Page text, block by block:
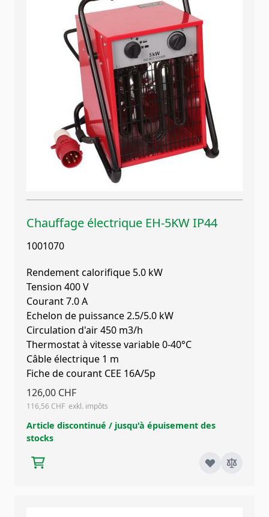
Chauffage électrique EH-5KW IP44
1001070
Rendement calorifique 5.0 kW
Tension 400 V
Courant 7.0 A
Echelon de puissance 2.5/5.0 kW
Circulation d'air 450 m3/h
Thermostat à vitesse variable 0-40°C
Câble électrique 1 m
Fiche de courant CEE 16A/5p
126,00 CHF
116,56 CHF
Article discontinué / jusqu'à épuisement des
stocks